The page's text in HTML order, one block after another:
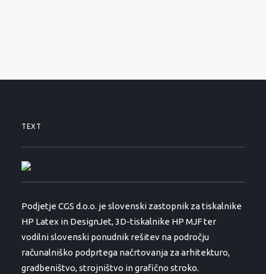
TEXT
Podjetje CGS d.o.o. je slovenski zastopnik za tiskalnike
HP Latex in DesignJet, 3D-tiskalnike HP MJF ter
vodilni slovenski ponudnik rešitev na področju
računalniško podprtega načrtovanja za arhitekturo,
gradbeništvo, strojništvo in grafično stroko.